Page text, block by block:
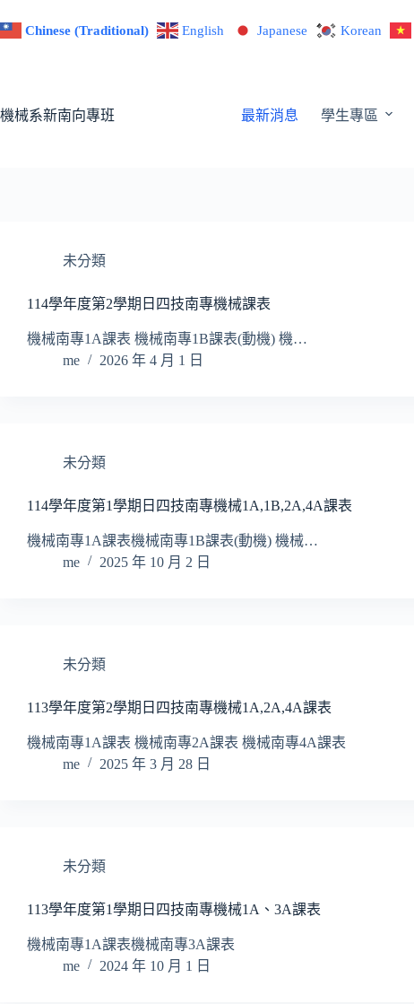
至
容
Chinese (Traditional) English Japanese Korean
機械系新南向專班 最新消息 學生專區
未分類
114學年度第2學期日四技南專機械課表
機械南專1A課表 機械南專1B課表(動機) 機…
me
2026 年 4 月 1 日
未分類
114學年度第1學期日四技南專機械1A,1B,2A,4A課表
機械南專1A課表機械南專1B課表(動機) 機械…
me
2025 年 10 月 2 日
未分類
113學年度第2學期日四技南專機械1A,2A,4A課表
機械南專1A課表 機械南專2A課表 機械南專4A課表
me
2025 年 3 月 28 日
未分類
113學年度第1學期日四技南專機械1A、3A課表
機械南專1A課表機械南專3A課表
me
2024 年 10 月 1 日